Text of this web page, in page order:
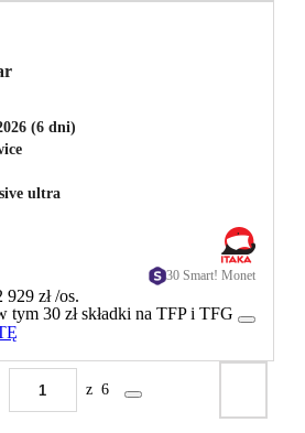
(6 dni)
ultra
30 Smart! Monet
929 zł/os.
tym 30 zł składki na TFP i TFG
z 6